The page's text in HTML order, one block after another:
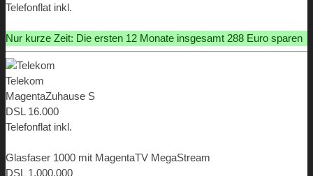
Telefonflat inkl.
Nur kurze Zeit: Die ersten 12 Monate insgesamt 288 Euro sparen
Telekom
MagentaZuhause S
DSL 16.000
Telefonflat inkl.
Glasfaser 1000 mit MagentaTV MegaStream
DSL 1.000.000